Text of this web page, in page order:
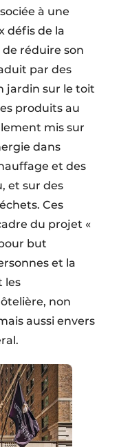
à une
défis de la
réduire son
par des
jardin sur le toit
produits au
mis sur
dans
et des
et sur des
Ces
du projet «
but
et la
les
non
aussi envers